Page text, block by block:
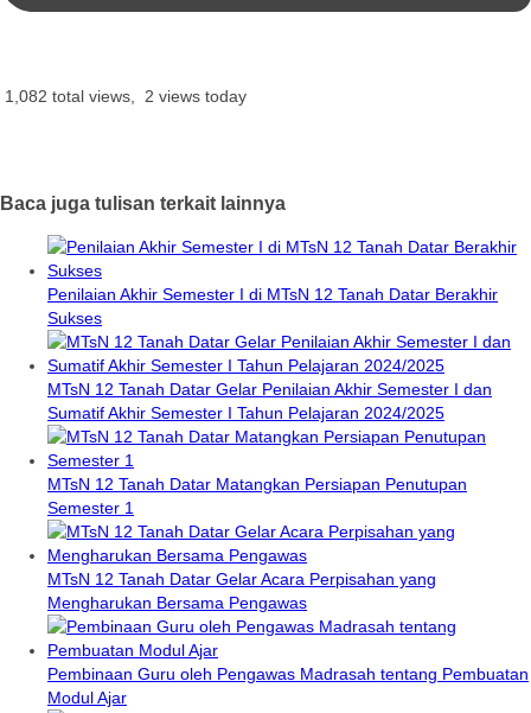
1,082 total views, 2 views today
Baca juga tulisan terkait lainnya
Penilaian Akhir Semester I di MTsN 12 Tanah Datar Berakhir
Sukses
MTsN 12 Tanah Datar Gelar Penilaian Akhir Semester I dan
Sumatif Akhir Semester I Tahun Pelajaran 2024/2025
MTsN 12 Tanah Datar Matangkan Persiapan Penutupan
Semester 1
MTsN 12 Tanah Datar Gelar Acara Perpisahan yang
Mengharukan Bersama Pengawas
Pembinaan Guru oleh Pengawas Madrasah tentang Pembuatan
Modul Ajar